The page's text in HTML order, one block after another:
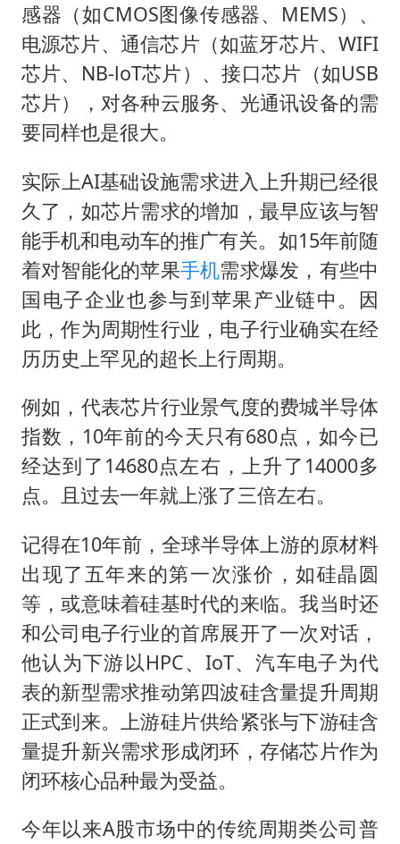
感器（如CMOS图像传感器、MEMS）、
电源芯片、通信芯片（如蓝牙芯片、WIFI
芯片、NB-loT芯片）、接口芯片（如USB
芯片），对各种云服务、光通讯设备的需
要同样也是很大。
实际上AI基础设施需求进入上升期已经很
久了，如芯片需求的增加，最早应该与智
能手机和电动车的推广有关。如15年前随
着对智能化的苹果手机需求爆发，有些中
国电子企业也参与到苹果产业链中。因
此，作为周期性行业，电子行业确实在经
历历史上罕见的超长上行周期。
例如，代表芯片行业景气度的费城半导体
指数，10年前的今天只有680点，如今已
经达到了14680点左右，上升了14000多
点。且过去一年就上涨了三倍左右。
记得在10年前，全球半导体上游的原材料
出现了五年来的第一次涨价，如硅晶圆
等，或意味着硅基时代的来临。我当时还
和公司电子行业的首席展开了一次对话，
他认为下游以HPC、IoT、汽车电子为代
表的新型需求推动第四波硅含量提升周期
正式到来。上游硅片供给紧张与下游硅含
量提升新兴需求形成闭环，存储芯片作为
闭环核心品种最为受益。
今年以来A股市场中的传统周期类公司普